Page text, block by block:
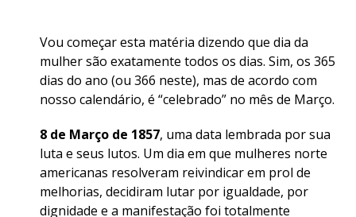
Vou começar esta matéria dizendo que dia da
mulher são exatamente todos os dias. Sim, os 365
dias do ano (ou 366 neste), mas de acordo com
nosso calendário, é “celebrado” no mês de Março.
8 de Março de 1857, uma data lembrada por sua
luta e seus lutos. Um dia em que mulheres norte
americanas resolveram reivindicar em prol de
melhorias, decidiram lutar por igualdade, por
dignidade e a manifestação foi totalmente